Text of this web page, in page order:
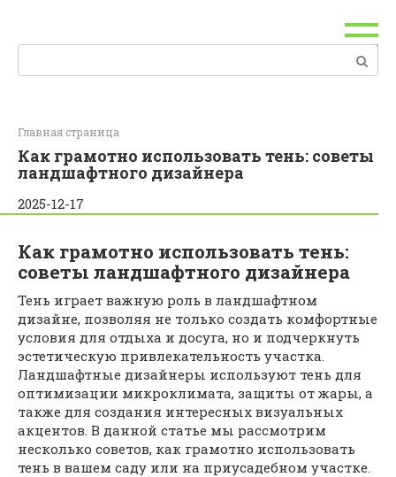
контенту
Поиск:
Главная страница
Как грамотно использовать тень: советы
ландшафтного дизайнера
2025-12-17
Как грамотно использовать тень:
советы ландшафтного дизайнера
Тень играет важную роль в ландшафтном
дизайне, позволяя не только создать комфортные
условия для отдыха и досуга, но и подчеркнуть
эстетическую привлекательность участка.
Ландшафтные дизайнеры используют тень для
оптимизации микроклимата, защиты от жары, а
также для создания интересных визуальных
акцентов. В данной статье мы рассмотрим
несколько советов, как грамотно использовать
тень в вашем саду или на приусадебном участке.